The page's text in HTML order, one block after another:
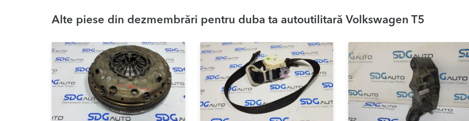
Alte piese din dezmembrări pentru duba ta autoutilitară Volkswagen T5